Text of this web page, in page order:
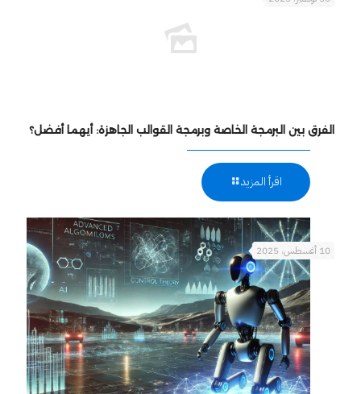
الفرق بين البرمجة الخاصة وبرمجة القوالب الجاهزة: أيهما أفضل؟
اقرأ المزيد
10 أغسطس، 2025